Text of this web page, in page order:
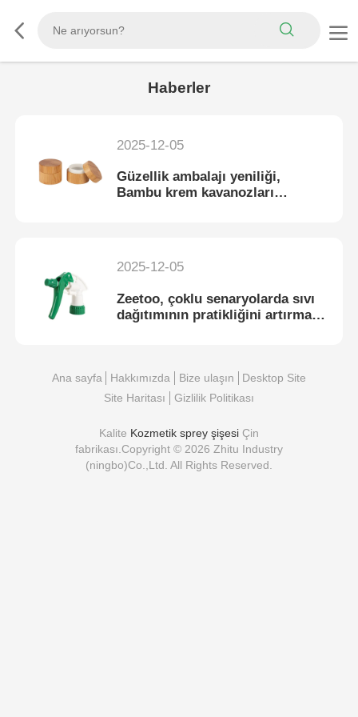
Haberler
2025-12-05
Güzellik ambalajı yeniliği,
Bambu krem kavanozları
2025-12-05
Zeetoo, çoklu senaryolarda sıvı
dağıtımının pratikliğini artırmak
Ana sayfa Hakkımızda Bize ulaşın
Desktop Site
Site Haritası
Gizlilik Politikası
Kalite Kozmetik sprey şişesiÇin
fabrikası.Copyright © 2026 Zhitu Industry
(ningbo)Co.,Ltd. All Rights Reserved.